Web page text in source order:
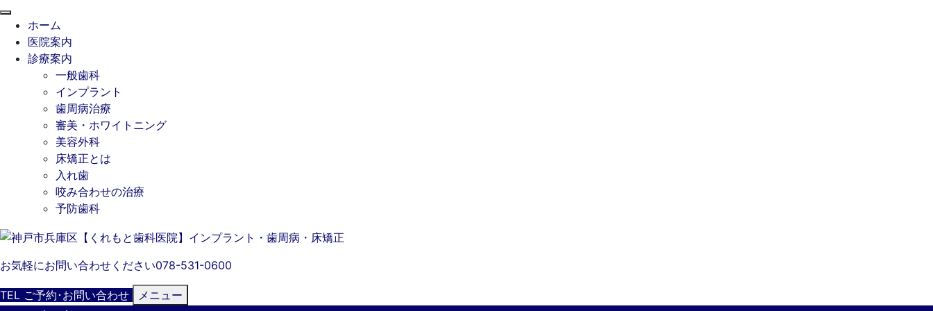
ホーム
医院案内
診療案内
一般歯科
インプラント
歯周病治療
審美・ホワイトニング
美容外科
床矯正とは
入れ歯
咬み合わせの治療
予防歯科
お気軽にお問い合わせください078-531-0600
TEL ご予約･ お問い合わせ
メニュー